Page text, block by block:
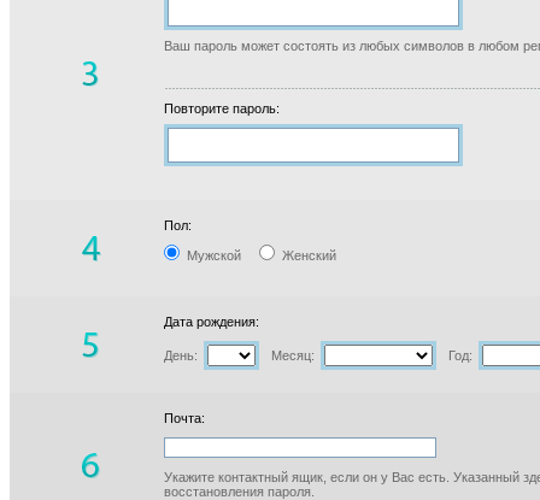
Ваш пароль может состоять из любых символов в любом
Повторите пароль:
Пол:
Мужской Женский
Дата рождения:
День: Месяц: Год:
Почта:
Укажите контактный ящик, если он у Вас есть. Указанный
восстановления пароля.